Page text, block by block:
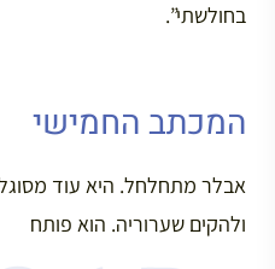
בחולשתי”.
המכתב החמישי
אבלר מתחלחל. היא עוד
ולהקים שערוריה. הוא פותח